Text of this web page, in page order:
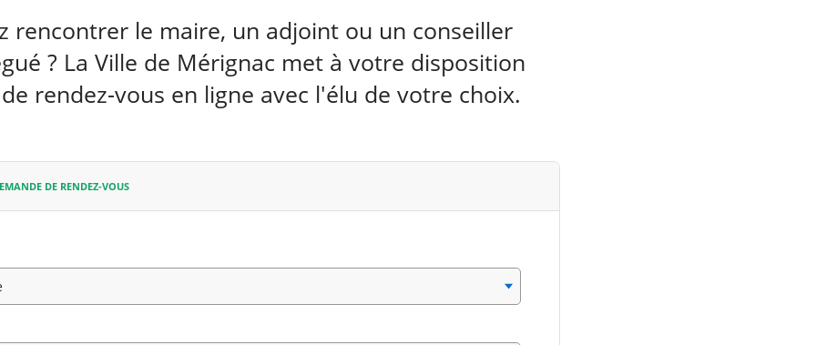
rencontrer le maire, un adjoint ou un conseiller
? La Ville de Mérignac met à votre disposition
rendez-vous en ligne avec l'élu de votre choix.
DE RENDEZ-VOUS